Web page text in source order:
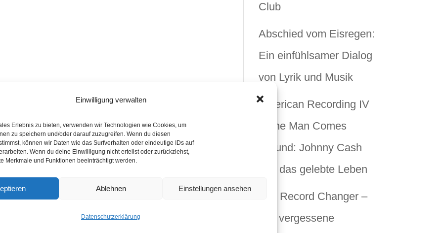
Einwilligung verwalten
Erlebnis zu bieten, verwenden wir Technologien wie Cookies, um
zu speichern und/oder darauf zuzugreifen. Wenn du diesen
können wir Daten wie das Surfverhalten oder eindeutige IDs auf
Wenn du deine Einwilligung nicht erteilst oder zurückziehst,
Merkmale und Funktionen beeinträchtigt werden.
Ablehnen Einstellungen ansehen
Datenschutzerklärung
Club
Abschied vom Eisregen:
Ein einfühlsamer Dialog
von Lyrik und Musik
American Recording IV
– The Man Comes
Around: Johnny Cash
und das gelebte Leben
The Record Changer –
das vergessene